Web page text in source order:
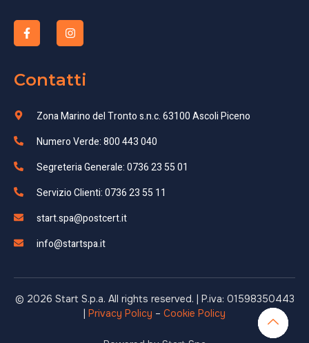
Contatti
Zona Marino del Tronto s.n.c. 63100 Ascoli Piceno
Numero Verde: 800 443 040
Segreteria Generale: 0736 23 55 01
Servizio Clienti: 0736 23 55 11
start.spa@postcert.it
info@startspa.it
© 2026 Start S.p.a. All rights reserved. | P.iva: 01598350443
| Privacy Policy – Cookie Policy